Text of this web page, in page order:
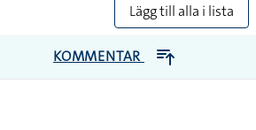
Lägg till alla i lista
KOMMENTAR